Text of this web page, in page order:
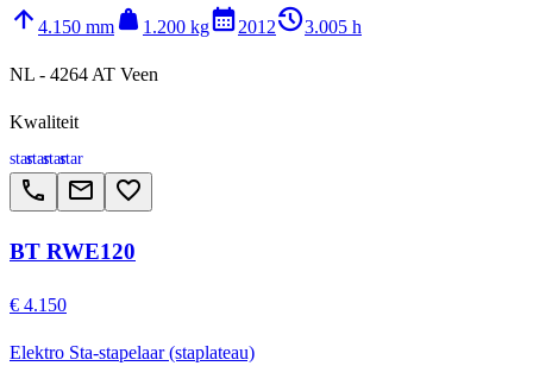
arrow_upward 4.150 mm weight 1.200 kgcalendar_month2012history_23.005 h
NL - 4264 AT Veen
Kwaliteit
starstarstarstar
call email favorite_border
BT RWE120
€ 4.150
Elektro Sta-stapelaar (staplateau)